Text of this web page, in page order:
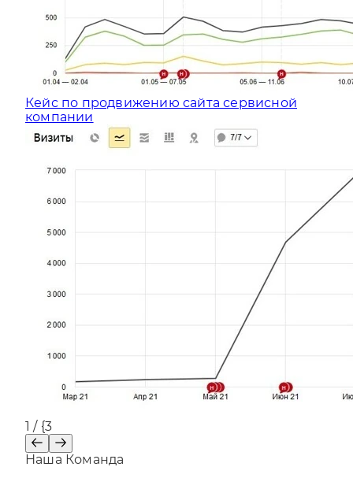
Кейс по продвижению сайта сервисной
компании
1 / {3
Наша Команда